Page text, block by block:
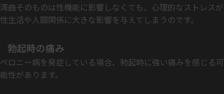
湾曲そのものは性機能に影響しなくても、心理的なストレスが
性生活や人間関係に大きな影響を与えてしまうのです。
勃起時の痛み
ペロニー病を発症している場合、勃起時に強い痛みを感じる可
能性があります。